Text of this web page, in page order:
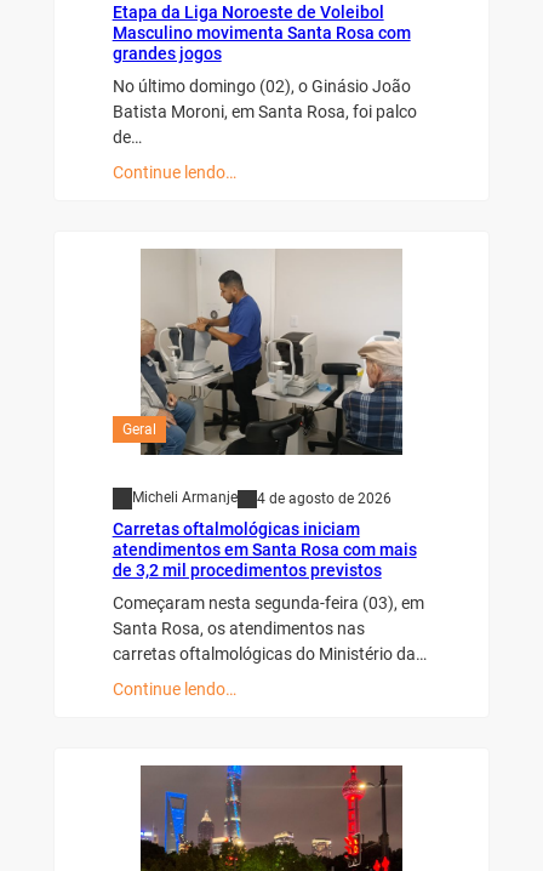
Etapa da Liga Noroeste de Voleibol
Masculino movimenta Santa Rosa com
grandes jogos
No último domingo (02), o Ginásio João
Batista Moroni, em Santa Rosa, foi palco
de…
Continue lendo…
Geral
Micheli Armanje 4 de agosto de 2026
Carretas oftalmológicas iniciam
atendimentos em Santa Rosa com mais
de 3,2 mil procedimentos previstos
Começaram nesta segunda-feira (03), em
Santa Rosa, os atendimentos nas
carretas oftalmológicas do Ministério da…
Continue lendo…